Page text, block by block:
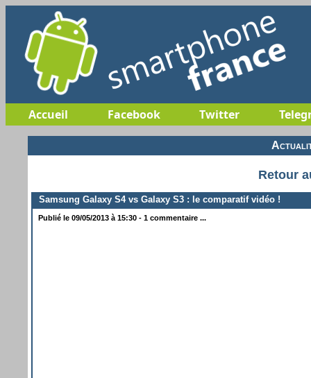
Accueil Facebook Twitter
Retour
Samsung Galaxy S4 vs Galaxy S3 : le comparatif vidéo !
Publié le 09/05/2013 à 15:30 - 1 commentaire ...